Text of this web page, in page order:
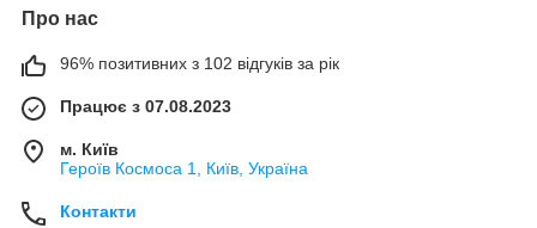
Про нас
96% позитивних з 102 відгуків за рік
Працює з 07.08.2023
м. Київ
Героїв Космоса 1, Київ, Україна
Контакти